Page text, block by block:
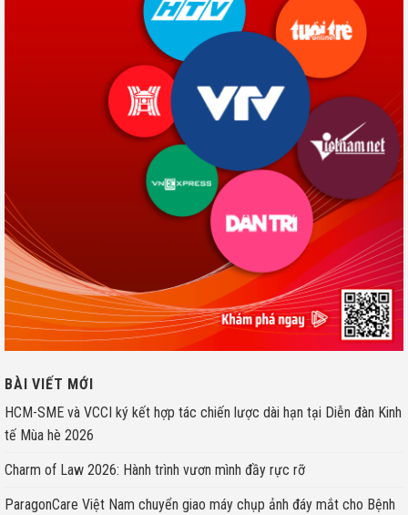
BÀI VIẾT MỚI
HCM-SME và VCCI ký kết hợp tác chiến lược dài hạn tại Diễn đàn Kinh
tế Mùa hè 2026
Charm of Law 2026: Hành trình vươn mình đầy rực rỡ
ParagonCare Việt Nam chuyển giao máy chụp ảnh đáy mắt cho Bệnh